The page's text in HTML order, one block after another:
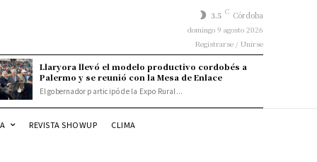
3.5 C Córdoba
domingo 9 agosto 2026
Registrarse / Unirse
Llaryora llevó el modelo productivo cordobés a
Palermo y se reunió con la Mesa de Enlace
El gobernador participó de la Expo Rural...
REVISTA SHOWUP CLIMA